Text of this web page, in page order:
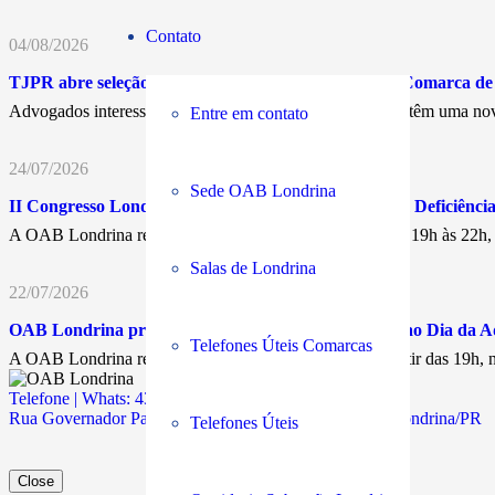
Contato
Entre em contato
Sede OAB Londrina
Salas de Londrina
Telefones Úteis Comarcas
Telefones Úteis
04/08/2026
TJPR abre seleção para Juiz Leigo Remunerado na Comarca
Advogados interessados em atuar nos Juizados Especiais têm uma
24/07/2026
II Congresso Londrinense dos Direitos da Pessoa com
A OAB Londrina realiza, nos dias 17 e 18 de agosto, das 19h às
22/07/2026
OAB Londrina promove encontro em comemoração ao Dia da
A OAB Londrina realiza, no próximo 11 de agosto, a partir das
Telefone | Whats: 43 3294-5900
Rua Governador Parigot de Souza, 311 | Jd. Caiçaras | Londrina/PR
Close